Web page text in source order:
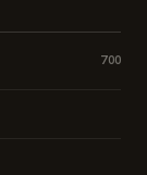
700